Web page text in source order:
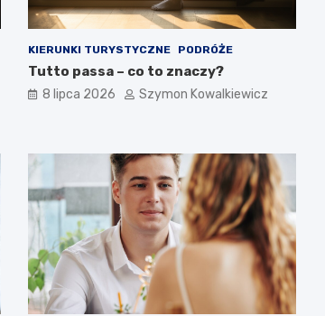
KIERUNKI TURYSTYCZNE PODRÓŻE
Tutto passa – co to znaczy?
8 lipca 2026 Szymon Kowalkiewicz